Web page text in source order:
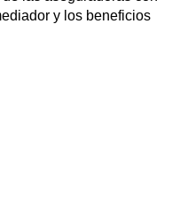
y los beneficios